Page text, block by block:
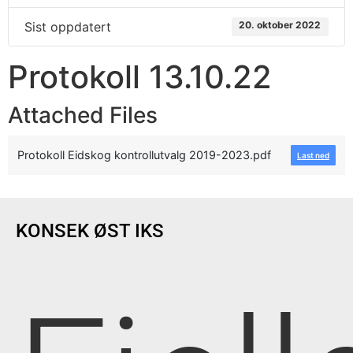
Sist oppdatert 20. oktober 2022
Protokoll 13.10.22
Attached Files
Protokoll Eidskog kontrollutvalg 2019-2023.pdf Last ned
KONSEK ØST IKS